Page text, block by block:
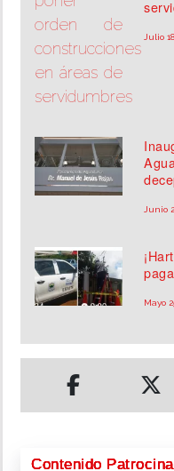
Julio
Junio
Mayo
Contenido